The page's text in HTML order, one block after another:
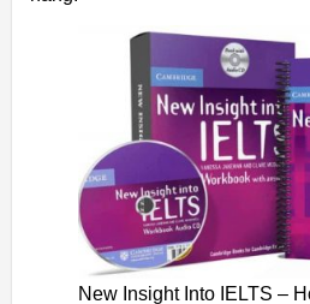
New Insight Into IELTS –